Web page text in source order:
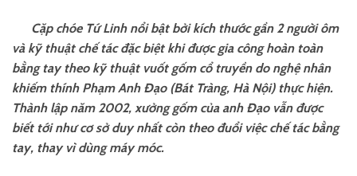
Cặp chóe Tứ Linh nổi bật bởi kích thước gần 2 người ôm
và kỹ thuật chế tác đặc biệt khi được gia công hoàn toàn
bằng tay theo kỹ thuật vuốt gốm cổ truyền do nghệ nhân
khiếm thính Phạm Anh Đạo (Bát Tràng, Hà Nội) thực hiện.
Thành lập năm 2002, xưởng gốm của anh Đạo vẫn được
biết tới như cơ sở duy nhất còn theo đuổi việc chế tác bằng
tay, thay vì dùng máy móc.